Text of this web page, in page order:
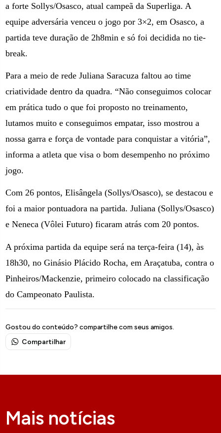
a forte Sollys/Osasco, atual campeã da Superliga. A
equipe adversária venceu o jogo por 3×2, em Osasco, a
partida teve duração de 2h8min e só foi decidida no tie-
break.
Para a meio de rede Juliana Saracuza faltou ao time
criatividade dentro da quadra. “Não conseguimos colocar
em prática tudo o que foi proposto no treinamento,
lutamos muito e conseguimos empatar, isso mostrou a
nossa garra e força de vontade para conquistar a vitória”,
informa a atleta que visa o bom desempenho no próximo
jogo.
Com 26 pontos, Elisângela (Sollys/Osasco), se destacou e
foi a maior pontuadora na partida. Juliana (Sollys/Osasco)
e Neneca (Vôlei Futuro) ficaram atrás com 20 pontos.
A próxima partida da equipe será na terça-feira (14), às
18h30, no Ginásio Plácido Rocha, em Araçatuba, contra o
Pinheiros/Mackenzie, primeiro colocado na classificação
do Campeonato Paulista.
Gostou do conteúdo? compartilhe com seus amigos.
Compartilhar
Mais notícias